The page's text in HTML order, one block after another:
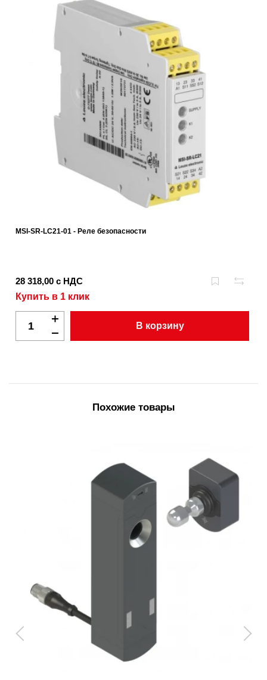
MSI-SR-LC21-01 - Реле безопасности
28 318,00 с НДС
Купить в 1 клик
В корзину
Похожие товары